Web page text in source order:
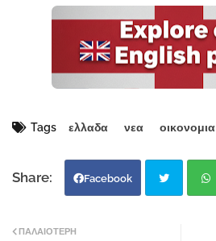
Tags ελλαδα νεα οικονομια
Facebook
ΠΑΛΑΙΌΤΕΡΗ